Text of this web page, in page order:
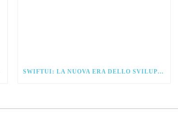
SWIFTUI: LA NUOVA ERA DELLO SVILUPPO PER IOS.